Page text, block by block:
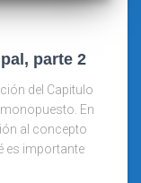
parte 2
del Capitulo
En
al concepto
es importante